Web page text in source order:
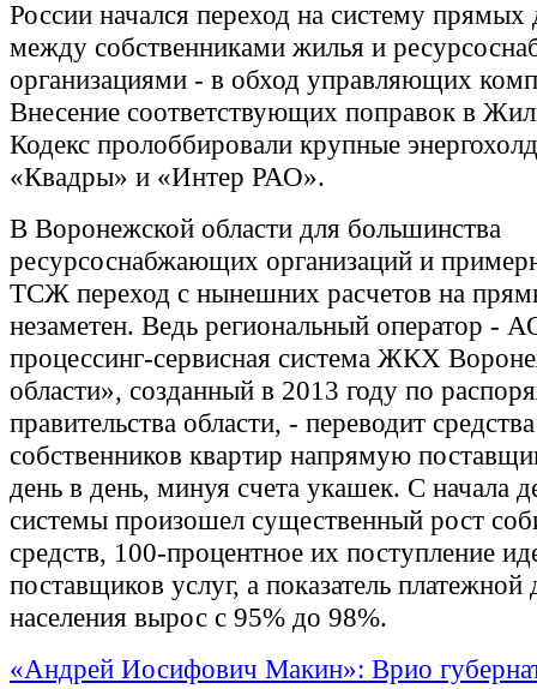
России начался переход на систему прямых
между собственниками жилья и
организациями - в обход управляющих
Внесение соответствующих поправок в
Кодекс пролоббировали крупные
«Квадры» и «Интер РАО».
В Воронежской области для большинства
ресурсоснабжающих организаций и
ТСЖ переход с нынешних расчетов на
незаметен. Ведь региональный оператор -
процессинг-сервисная система ЖКХ
области», созданный в 2013 году по
правительства области, - переводит средства
собственников квартир напрямую
день в день, минуя счета укашек. С начала
системы произошел существенный рост
средств, 100-процентное их поступление
поставщиков услуг, а показатель
населения вырос с 95% до 98%.
«Андрей Иосифович Макин»: Врио